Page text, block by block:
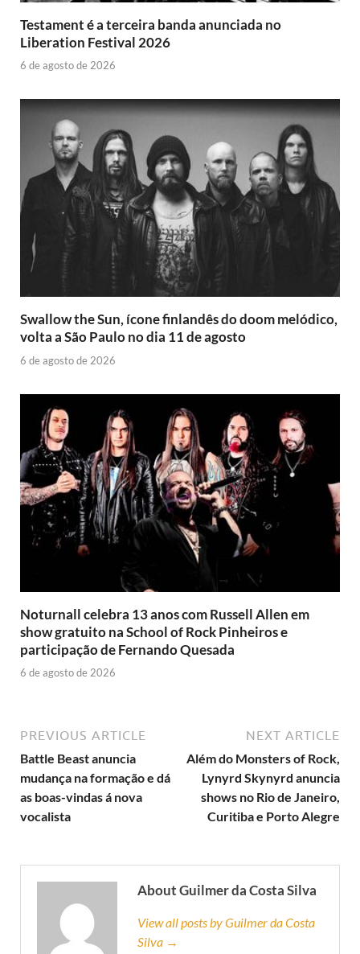
Testament é a terceira banda anunciada no
Liberation Festival 2026
6 de agosto de 2026
Swallow the Sun, ícone finlandês do doom melódico,
volta a São Paulo no dia 11 de agosto
6 de agosto de 2026
Noturnall celebra 13 anos com Russell Allen em
show gratuito na School of Rock Pinheiros e
participação de Fernando Quesada
6 de agosto de 2026
PREVIOUS ARTICLE
Battle Beast anuncia
mudança na formação e dá
as boas-vindas á nova
vocalista
NEXT ARTICLE
Além do Monsters of Rock,
Lynyrd Skynyrd anuncia
shows no Rio de Janeiro,
Curitiba e Porto Alegre
About Guilmer da Costa Silva
View all posts by Guilmer da Costa
Silva →